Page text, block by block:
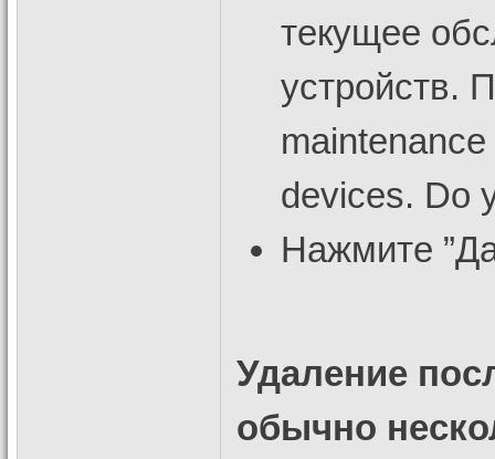
текущее
устройств.
devices. Do
Нажмите
Удаление
обычно